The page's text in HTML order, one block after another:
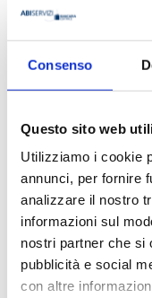
Consenso
Questo sito web
Utilizziamo i cookie
annunci, per fornire
analizzare il nostro
informazioni sul
nostri partner che si
pubblicità e social
con altre
Pagine
184
ISBN
978-88-449-0372-5
Disponibilità
Esaurito
Prezzo di copertina
Prezzo Internet
IVA assolta